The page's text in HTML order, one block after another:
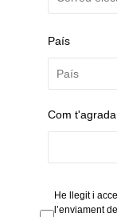
País
Com
He llegit i
l’enviament